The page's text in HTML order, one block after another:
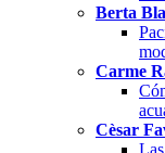
Berta
Carme
Cèsar